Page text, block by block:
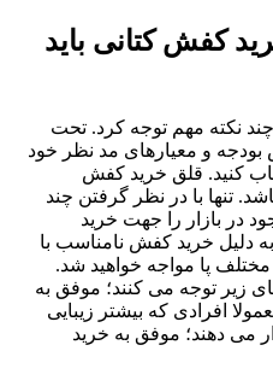
کفش کتانی باید
نکته مهم توجه کرد. تحت
و معیارهای مد نظر خود
کنید. قلق خرید کفش
تنها با در نظر گرفتن چند
در بازار را جهت خرید
دلیل خرید کفش نامناسب با
پا مواجه خواهید شد.
زیر توجه می کنند؛ موفق به
افرادی که بیشتر زیبایی
می دهند؛ موفق به خرید